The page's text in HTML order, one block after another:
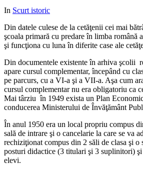
In Scurt istoric
Din datele culese de la cetăţenii cei mai
şcoala primară cu predare în limba română
şi funcţiona cu luna în diferite case ale
Din documentele existente în arhiva şcolii
apare cursul complementar, începând cu
pe parcurs, cu a VI-a şi a VII-a. Aşa cum
cursul complementar nu era obligatoriu ca
Mai târziu în 1949 exista un Plan
conducerea Ministerului de Învăţământ
În anul 1950 era un local propriu compus
sală de intrare şi o cancelarie la care se va
rechiziţionat compus din 2 săli de clasa şi o
posturi didactice (3 titulari şi 3 suplinitori)